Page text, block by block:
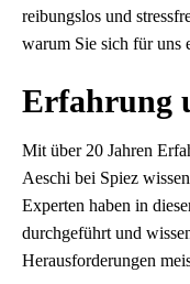
reibungslos und
warum Sie sich für uns
Erfahrung
Mit über 20 Jahren
Aeschi bei Spiez
Experten haben in
durchgeführt und
Herausforderungen